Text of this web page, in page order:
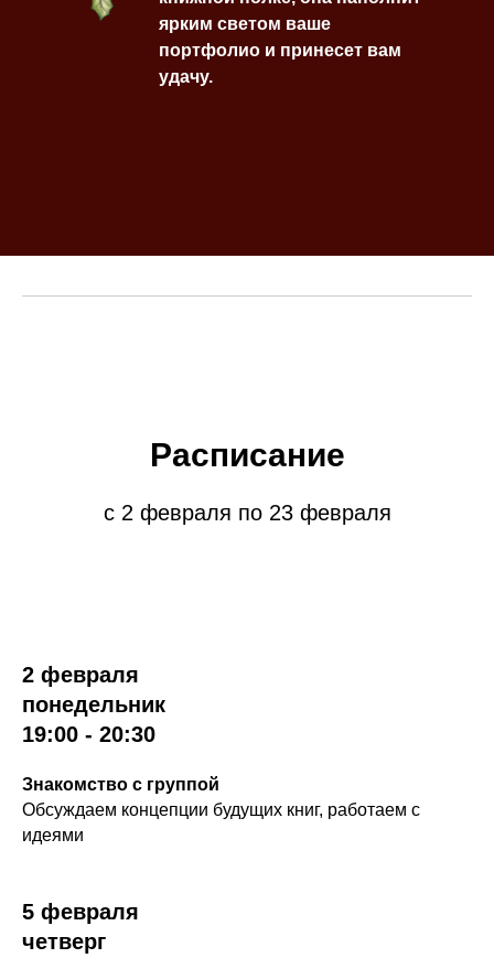
ярким светом ваше
портфолио и принесет вам
удачу.
Расписание
c 2 февраля по 23 февраля
2 февраля
понедельник
19:00 - 20:30
Знакомство с группой
Обсуждаем концепции будущих книг, работаем с
идеями
5 февраля
четверг